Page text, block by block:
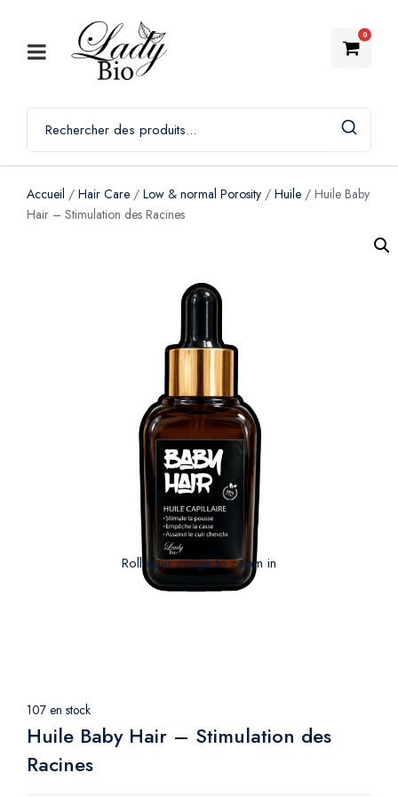
0
Accueil / Hair Care / Low & normal Porosity / Huile / Huile Baby
Hair – Stimulation des Racines
Roll over image to zoom in
107 en stock
Huile Baby Hair – Stimulation des
Racines